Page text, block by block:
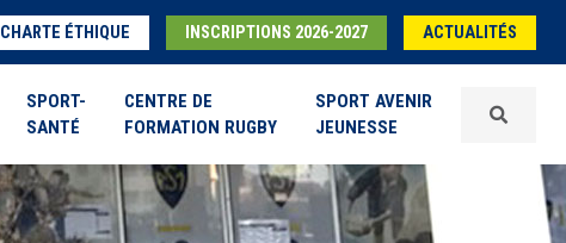
CHARTE ÉTHIQUE INSCRIPTIONS 2026-2027 ACTUALITÉS
SPORT-
SANTÉ
CENTRE DE
FORMATION RUGBY
SPORT AVENIR
JEUNESSE